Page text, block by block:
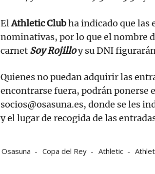
ElAthletic Clubha indicado que las
nominativas, por lo que el nombre
carnet Soy Rojilloy su DNI
Quienes no puedan adquirir las
encontrarse fuera, podrán ponerse
socios@osasuna.es, donde se les
y el lugar de recogida de las
Osasuna Copa del Rey Athletic